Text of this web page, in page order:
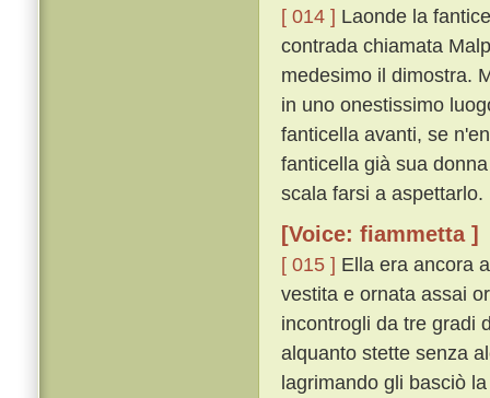
[ 014 ] Laonde la
contrada chiamata
medesimo il dimostra.
in uno onestissimo
fanticella avanti, se
fanticella già sua
scala farsi a aspettarlo.
[Voice: fiammetta ]
[ 015 ] Ella era ancora
vestita e ornata assai
incontrogli da tre gradi
alquanto stette senza
lagrimando gli basciò